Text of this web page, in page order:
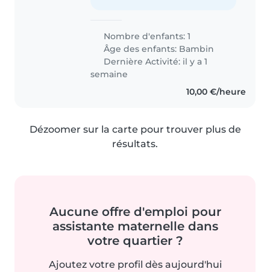
Nombre d'enfants: 1
Âge des enfants: Bambin
Dernière Activité: il y a 1
semaine
10,00 €/heure
Dézoomer sur la carte pour trouver plus de
résultats.
Aucune offre d'emploi pour
assistante maternelle dans
votre quartier ?
Ajoutez votre profil dès aujourd'hui